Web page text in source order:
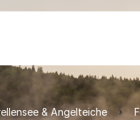
& Angelteiche